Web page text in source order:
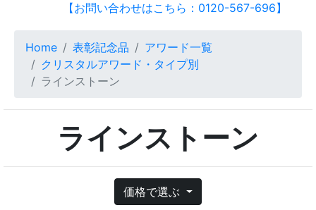
【お問い合わせはこちら：0120-567-696】
Home 表彰記念品
アワード一覧
クリスタルアワード・タイプ別
ラインストーン
ラインストーン
価格で選ぶ